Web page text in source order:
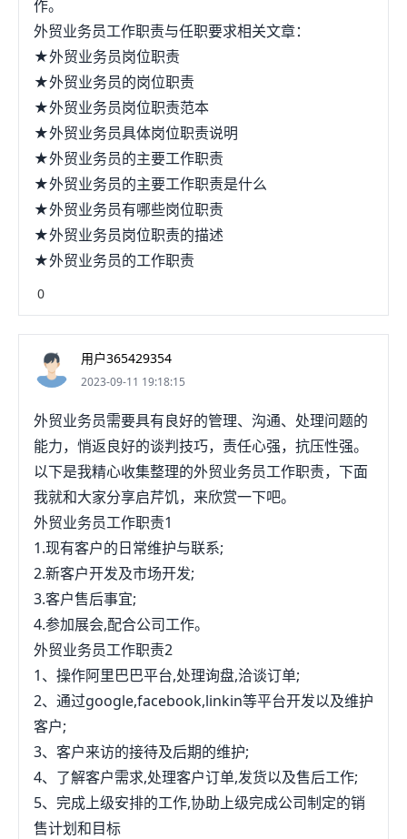
作。
外贸业务员工作职责与任职要求相关文章：
★外贸业务员岗位职责
★外贸业务员的岗位职责
★外贸业务员岗位职责范本
★外贸业务员具体岗位职责说明
★外贸业务员的主要工作职责
★外贸业务员的主要工作职责是什么
★外贸业务员有哪些岗位职责
★外贸业务员岗位职责的描述
★外贸业务员的工作职责
0
用户365429354
2023-09-11 19:18:15
外贸业务员需要具有良好的管理、沟通、处理问题的
能力，悄返良好的谈判技巧，责任心强，抗压性强。
以下是我精心收集整理的外贸业务员工作职责，下面
我就和大家分享启芹饥，来欣赏一下吧。
外贸业务员工作职责1
1.现有客户的日常维护与联系;
2.新客户开发及市场开发;
3.客户售后事宜;
4.参加展会,配合公司工作。
外贸业务员工作职责2
1、操作阿里巴巴平台,处理询盘,洽谈订单;
2、通过google,facebook,linkin等平台开发以及维护
客户;
3、客户来访的接待及后期的维护;
4、了解客户需求,处理客户订单,发货以及售后工作;
5、完成上级安排的工作,协助上级完成公司制定的销
售计划和目标